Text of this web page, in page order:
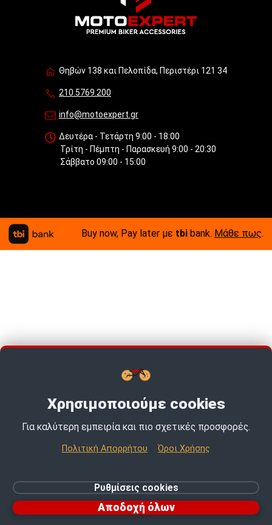
Θηβών 138 και Πελοπίδα, Περιστέρι 121 34
210.5769.200
info@motoexpert.gr
Δευτέρα - Τετάρτη 9:00 - 18:00
Τρίτη - Πέμπτη - Παρασκευή 9:00 - 20:30
Σάββατο 09:00 - 15:00
Buy now, Pay later με tbi bank. Μάθε πως.
Ρυθμίσεις cookies
Χρησιμοποιούμε cookies
Για καλύτερη εμπειρία και πιο σχετικές προσφορές.
Πολιτική Απορρήτου Όροι Χρήσης
Ρυθμίσεις cookies
Αποδοχή όλων